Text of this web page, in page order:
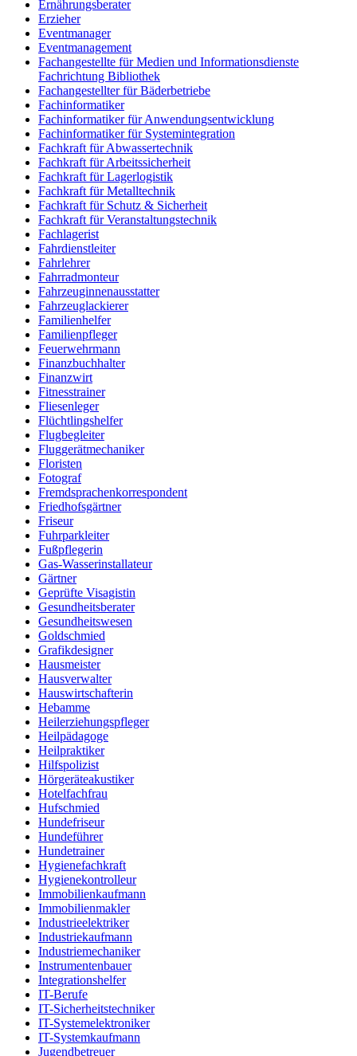
Ernährungsberater
Erzieher
Eventmanager
Eventmanagement
Fachangestellte für Medien und Informationsdienste
Fachrichtung Bibliothek
Fachangestellter für Bäderbetriebe
Fachinformatiker
Fachinformatiker für Anwendungsentwicklung
Fachinformatiker für Systemintegration
Fachkraft für Abwassertechnik
Fachkraft für Arbeitssicherheit
Fachkraft für Lagerlogistik
Fachkraft für Metalltechnik
Fachkraft für Schutz & Sicherheit
Fachkraft für Veranstaltungstechnik
Fachlagerist
Fahrdienstleiter
Fahrlehrer
Fahrradmonteur
Fahrzeuginnenausstatter
Fahrzeuglackierer
Familienhelfer
Familienpfleger
Feuerwehrmann
Finanzbuchhalter
Finanzwirt
Fitnesstrainer
Fliesenleger
Flüchtlingshelfer
Flugbegleiter
Fluggerätmechaniker
Floristen
Fotograf
Fremdsprachenkorrespondent
Friedhofsgärtner
Friseur
Fuhrparkleiter
Fußpflegerin
Gas-Wasserinstallateur
Gärtner
Geprüfte Visagistin
Gesundheitsberater
Gesundheitswesen
Goldschmied
Grafikdesigner
Hausmeister
Hausverwalter
Hauswirtschafterin
Hebamme
Heilerziehungspfleger
Heilpädagoge
Heilpraktiker
Hilfspolizist
Hörgeräteakustiker
Hotelfachfrau
Hufschmied
Hundefriseur
Hundeführer
Hundetrainer
Hygienefachkraft
Hygienekontrolleur
Immobilienkaufmann
Immobilienmakler
Industrieelektriker
Industriekaufmann
Industriemechaniker
Instrumentenbauer
Integrationshelfer
IT-Berufe
IT-Sicherheitstechniker
IT-Systemelektroniker
IT-Systemkaufmann
Jugendbetreuer